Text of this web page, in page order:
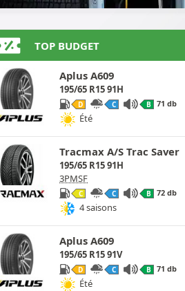
TOP BUDGET
Aplus A609
195/65 R15 91H
D C B 71 db
Été
Tracmax A/S Trac Saver
195/65 R15 91H
3PMSF
C C B 72 db
4 saisons
Aplus A609
195/65 R15 91V
D C B 71 db
Été